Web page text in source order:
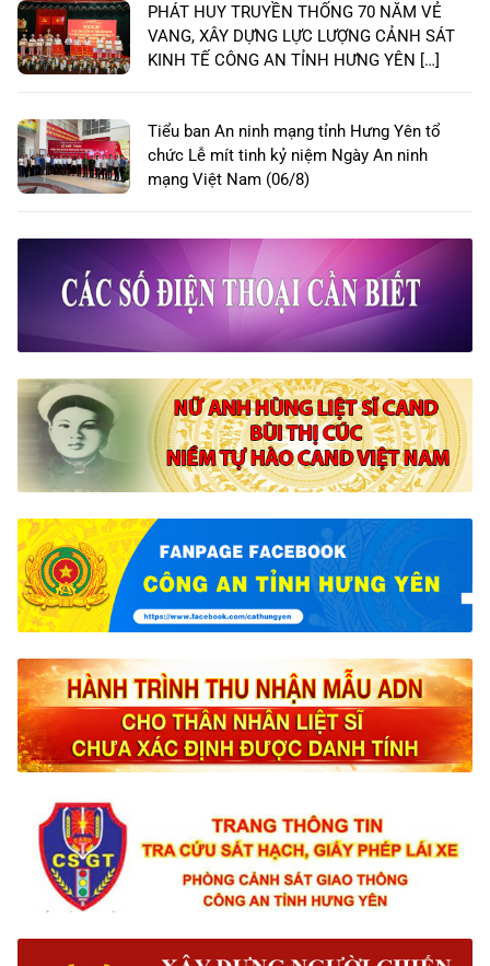
PHÁT HUY TRUYỀN THỐNG 70 NĂM VẺ
VANG, XÂY DỰNG LỰC LƯỢNG CẢNH SÁT
KINH TẾ CÔNG AN TỈNH HƯNG YÊN […]
Tiểu ban An ninh mạng tỉnh Hưng Yên tổ
chức Lễ mít tinh kỷ niệm Ngày An ninh
mạng Việt Nam (06/8)